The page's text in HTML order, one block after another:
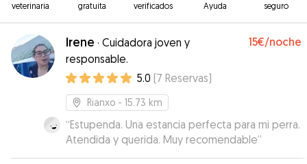
veterinaria
gratuita
verificados
Ayuda
seguro
Irene · Cuidadora joven y
responsable.
15€/noche
5.0 (7 Reservas)
Rianxo - 15.73 km
“Estupenda. Una estancia perfecta para mi perra.
Atendida y querida. Muy recomendable”